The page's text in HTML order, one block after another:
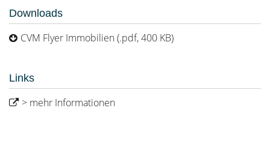
Downloads
CVM Flyer Immobilien (.pdf, 400 KB)
Links
> mehr Informationen